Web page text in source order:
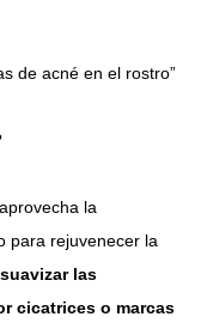
de acné en el rostro”
la
para rejuvenecer la
las
cicatrices o marcas
Español